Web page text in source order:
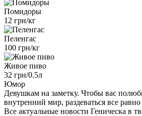
Помидоры
12 грн/кг
Пеленгас
100 грн/кг
Живое пиво
32 грн/0.5л
Юмор
Девушкам на заметку. Чтобы вас
внутренний мир, раздеваться все
Все актуальные новости Геническа в